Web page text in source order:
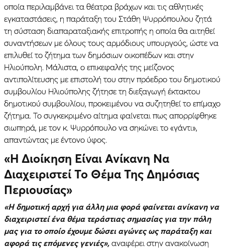
οποία περιλαμβάνει τα θέατρα βράχων και τις αθλητικές
εγκαταστάσεις, η παράταξη του Στάθη Ψυρρόπουλου ζητά
τη σύσταση διαπαραταξιακής επιτροπής η οποία θα αιτηθεί
συναντήσεων με όλους τους αρμόδιους υπουργούς, ώστε να
επιλυθεί το ζήτημα των δημόσιων οικοπέδων και στην
Ηλιούπολη. Μάλιστα, ο επικεφαλής της μείζονος
αντιπολίτευσης με επιστολή του στην πρόεδρο του δημοτικού
συμβουλίου Ηλιούπολης ζήτησε τη διεξαγωγή έκτακτου
δημοτικού συμβουλίου, προκειμένου να συζητηθεί το επίμαχο
ζήτημα. Το συγκεκριμένο αίτημα φαίνεται πως απορρίφθηκε
σιωπηρά, με τον κ. Ψυρρόπουλο να σηκώνει το «γάντι»,
απαντώντας με έντονο ύφος.
«Η Διοίκηση Είναι Ανίκανη Να
Διαχειριστεί Το Θέμα Της Δημόσιας
Περιουσίας»
«Η δημοτική αρχή για άλλη μια φορά φαίνεται ανίκανη να
διαχειριστεί ένα θέμα τεράστιας σημασίας για την πόλη
μας για το οποίο έχουμε δώσει αγώνες ως παράταξη και
αφορά τις επόμενες γενιές», αναφέρει στην ανακοίνωση